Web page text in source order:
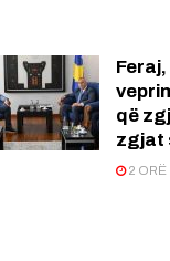
që
zgjat
2 ORË